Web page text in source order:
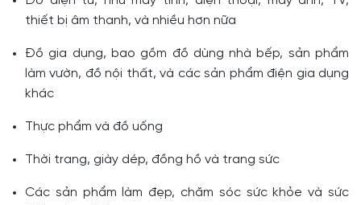
thiết bị âm thanh, và nhiều hơn nữa
Đồ gia dụng, bao gồm đồ dùng nhà bếp, sản phẩm
làm vườn, đồ nội thất, và các sản phẩm điện gia dụng
khác
Thực phẩm và đồ uống
Thời trang, giày dép, đồng hồ và trang sức
Các sản phẩm làm đẹp, chăm sóc sức khỏe và sức